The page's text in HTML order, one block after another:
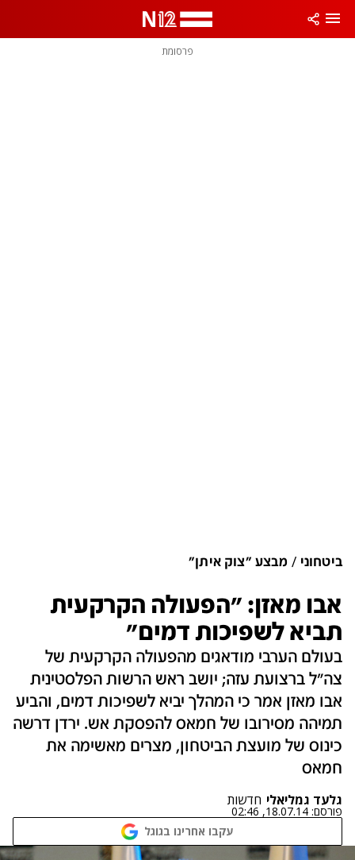
פרסומת
ביטחוני מבצע "צוק איתן"
אבו מאזן: "הפעולה הקרקעית
תביא לשפיכות דמים"
בעולם הערבי מודאגים מהפעולה הקרקעית של
צה"ל ברצועת עזה; יושב ראש הרשות הפלסטינית
אבו מאזן אמר כי המהלך יביא לשפיכות דמים, והביע
תמיהה מסירובו של חמאס להפסקת אש. ירדן דרשה
כינוס של מועצת הביטחון, מצרים מאשימה את
חמאס
גלעד גמליאלי חדשות
פורסם: 18.07.14, 02:46
עקבו אחרינו בגוגל